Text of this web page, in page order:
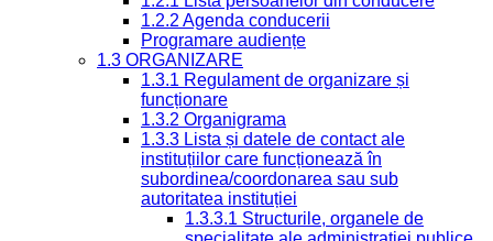
1.2.2 Agenda conducerii
Programare audiențe
1.3 ORGANIZARE
1.3.1 Regulament de organizare și
funcționare
1.3.2 Organigrama
1.3.3 Lista și datele de contact ale
instituțiilor care funcționează în
subordinea/coordonarea sau sub
autoritatea instituției
1.3.3.1 Structurile, organele de